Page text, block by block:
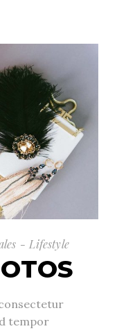
Lifestyle
tempor